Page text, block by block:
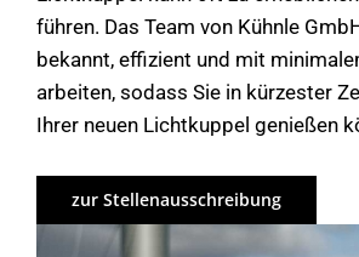
führen. Das Team von Kühnle
bekannt, effizient und mit
arbeiten, sodass Sie in kürzester
Ihrer neuen Lichtkuppel genießen
zur Stellenausschreibung